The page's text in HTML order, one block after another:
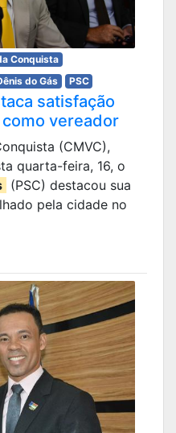
Conquista
do Gás PSC
satisfação
vereador
(CMVC),
quarta-feira, 16, o
(PSC) destacou sua
pela cidade no